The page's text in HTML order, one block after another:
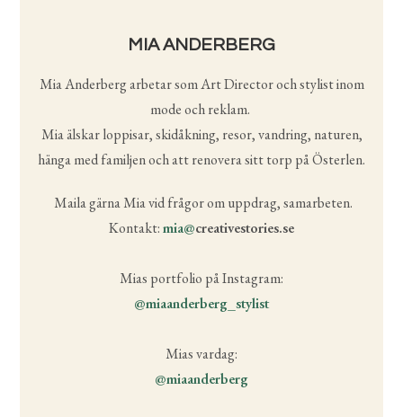
MIA ANDERBERG
Mia Anderbergarbetar som Art Director och stylist inom
mode och reklam.
Mia älskar loppisar, skidåkning, resor, vandring, naturen,
hänga med familjen och att renovera sitt torp på Österlen.
Maila gärna Mia vid frågor om uppdrag, samarbeten.
Kontakt:mia@creativestories.se
Mias portfolio på Instagram:
@miaanderberg_stylist
Mias vardag:
@miaanderberg